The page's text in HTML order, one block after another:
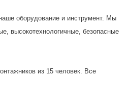
оборудование и инструмент. Мы
высокотехнологичные, безопасные
из 15 человек. Все